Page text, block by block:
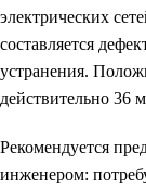
электрических
составляется
устранения.
действительно 36
Рекомендуется
инженером: